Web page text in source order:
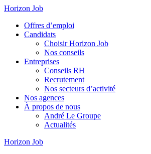
Horizon Job
Offres d’emploi
Candidats
Choisir Horizon Job
Nos conseils
Entreprises
Conseils RH
Recrutement
Nos secteurs d’activité
Nos agences
À propos de nous
André Le Groupe
Actualités
Horizon Job